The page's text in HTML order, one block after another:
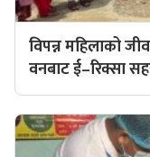
विपन्न महिलाको
वनबाट ई–रिक्सा